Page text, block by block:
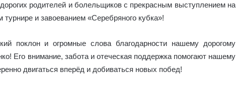
родителей и болельщиков с прекрасным выступлением на
и завоеванием «Серебряного кубка»!
поклон и огромные слова благодарности нашему дорогому
Его внимание, забота и отеческая поддержка помогают нашему
двигаться вперёд и добиваться новых побед!